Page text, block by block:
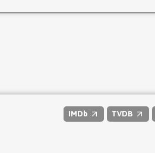
IMDb TVDB